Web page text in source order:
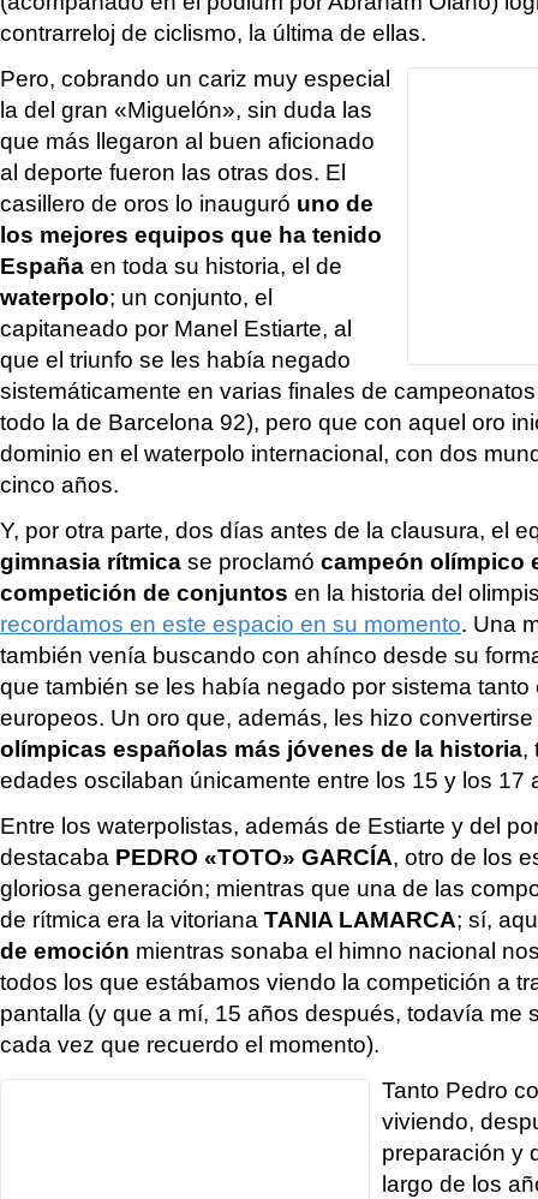
contrarreloj de ciclismo, la última de ellas.
Pero, cobrando un cariz muy especial
la del gran «Miguelón», sin duda las
que más llegaron al buen aficionado
al deporte fueron las otras dos. El
casillero de oros lo inauguró uno de
los mejores equipos que ha tenido
España en toda su historia, el de
waterpolo; un conjunto, el
capitaneado por Manel Estiarte, al
que el triunfo se les había negado
sistemáticamente en varias finales de
todo la de Barcelona 92), pero que con aquel oro
dominio en el waterpolo internacional, con dos
cinco años.
Y, por otra parte, dos días antes de la clausura, el
gimnasia rítmica se proclamó campeón olímpico
competición de conjuntos en la historia del
recordamos en este espacio en su momento. Una
también venía buscando con ahínco desde su
que también se les había negado por sistema
europeos. Un oro que, además, les hizo
olímpicas españolas más jóvenes de la historia,
edades oscilaban únicamente entre los 15 y los 17
Entre los waterpolistas, además de Estiarte y del
destacaba PEDRO «TOTO» GARCÍA, otro de los
gloriosa generación; mientras que una de las
de rítmica era la vitoriana TANIA LAMARCA; sí,
de emoción mientras sonaba el himno nacional
todos los que estábamos viendo la competición a
pantalla (y que a mí, 15 años después, todavía me
cada vez que recuerdo el momento).
Tanto Pedro
viviendo,
preparación y
largo de los